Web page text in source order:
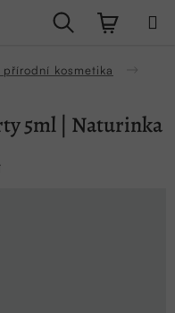
Hledat
přírodní kosmetika
5ml | Naturinka